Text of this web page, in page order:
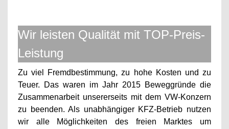
Wir leisten Qualität mit TOP-Preis-
Leistung
Zu viel Fremdbestimmung, zu hohe Kosten und zu
Teuer. Das waren im Jahr 2015 Beweggründe die
Zusammenarbeit unsererseits mit dem VW-Konzern
zu beenden. Als unabhängiger KFZ-Betrieb nutzen
wir alle Möglichkeiten des freien Marktes um